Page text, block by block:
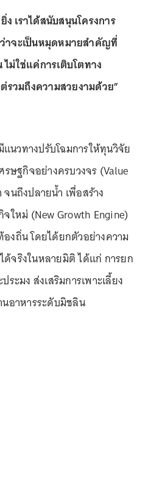
เราได้สนับสนุนโครงการ
าจะเป็นหมุดหมายสำคัญที่
ม่ใช่แค่การเติบโตทาง
รวมถึงความสวยงามด้วย”
นวทางปรับโฉมการให้ทุนวิจัย
รษฐกิจอย่างครบวงจร (Value
นถึงปลายน้ำ เพื่อสร้าง
ใหม่ (New Growth Engine)
งถิ่น โดยได้ยกตัวอย่างความ
จริงในหลายมิติ ได้แก่ การยก
ะมง ส่งเสริมการเพาะเลี้ยง
อาหารระดับมิชลิน